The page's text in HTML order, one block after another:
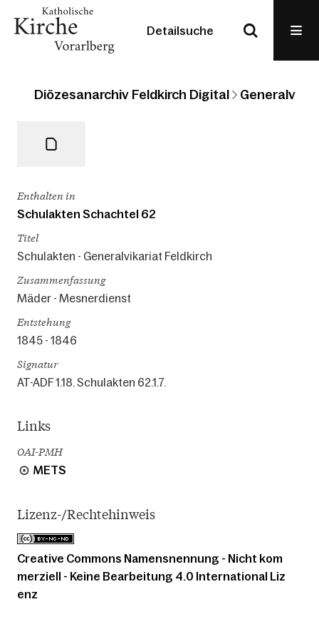
Detailsuche
Diözesanarchiv Feldkirch Digital
Enthalten in
Schulakten Schachtel 62
Titel
Schulakten - Generalvikariat Feldkirch
Zusammenfassung
Mäder - Mesnerdienst
Entstehung
1845 - 1846
Signatur
AT-ADF 1.18. Schulakten 62.1.7.
Links
OAI-PMH
METS
Lizenz-/Rechtehinweis
Creative Commons Namensnennung - Nicht kom
merziell - Keine Bearbeitung 4.0 International Liz
enz